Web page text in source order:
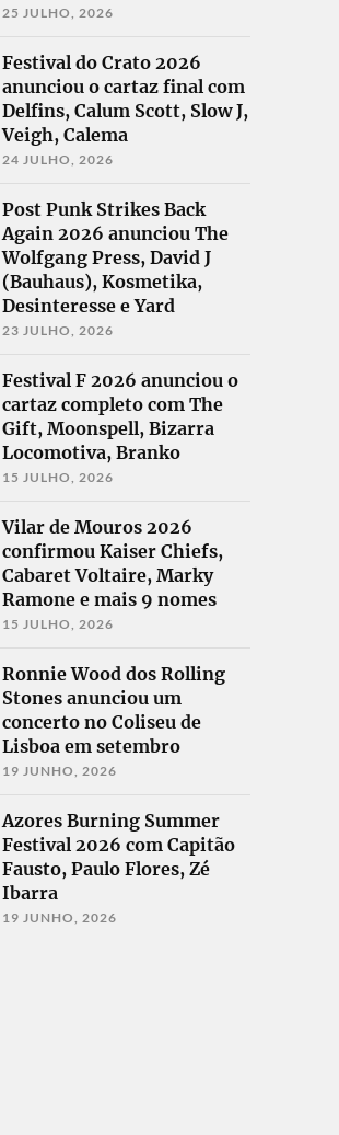
25 JULHO, 2026
Festival do Crato 2026
anunciou o cartaz final com
Delfins, Calum Scott, Slow J,
Veigh, Calema
24 JULHO, 2026
Post Punk Strikes Back
Again 2026 anunciou The
Wolfgang Press, David J
(Bauhaus), Kosmetika,
Desinteresse e Yard
23 JULHO, 2026
Festival F 2026 anunciou o
cartaz completo com The
Gift, Moonspell, Bizarra
Locomotiva, Branko
15 JULHO, 2026
Vilar de Mouros 2026
confirmou Kaiser Chiefs,
Cabaret Voltaire, Marky
Ramone e mais 9 nomes
15 JULHO, 2026
Ronnie Wood dos Rolling
Stones anunciou um
concerto no Coliseu de
Lisboa em setembro
19 JUNHO, 2026
Azores Burning Summer
Festival 2026 com Capitão
Fausto, Paulo Flores, Zé
Ibarra
19 JUNHO, 2026